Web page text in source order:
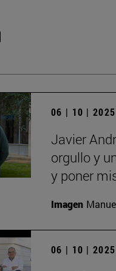
06 | 10 | 2025
Javier
orgullo y
y poner
Imagen
06 | 10 | 2025